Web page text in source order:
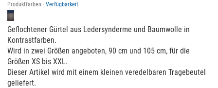
Produktfarben · Verfügbarkeit
Geflochtener Gürtel aus Ledersynderme und Baumwolle in
Kontrastfarben.
Wird in zwei Größen angeboten, 90 cm und 105 cm, für die
Größen XS bis XXL.
Dieser Artikel wird mit einem kleinen veredelbaren Tragebeutel
geliefert.